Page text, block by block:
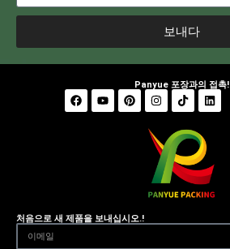
보내다
Panyue 포장과의 접촉!
처음으로 새 제품을 보내십시오.!